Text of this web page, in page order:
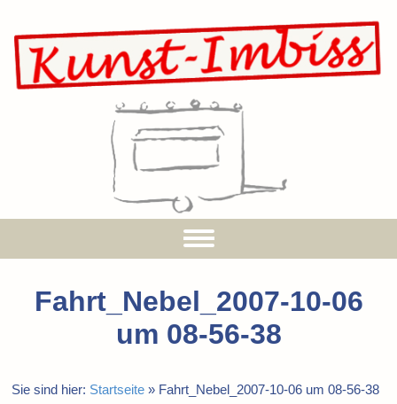
Fahrt_Nebel_2007-10-06
um 08-56-38
Sie sind hier: Startseite » Fahrt_Nebel_2007-10-06 um 08-56-38